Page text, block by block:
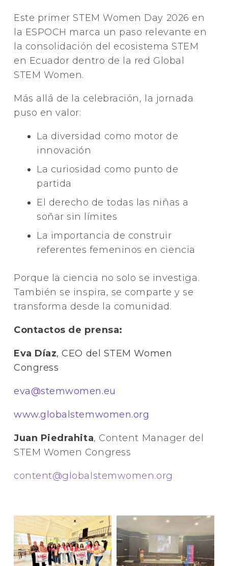
Este primer STEM Women Day 2026 en
la ESPOCH marca un paso relevante en
la consolidación del ecosistema STEM
en Ecuador dentro de la red Global
STEM Women.
Más allá de la celebración, la jornada
puso en valor:
La diversidad como motor de
innovación
La curiosidad como punto de
partida
El derecho de todas las niñas a
soñar sin límites
La importancia de construir
referentes femeninos en ciencia
Porque la ciencia no solo se investiga.
También se inspira, se comparte y se
transforma desde la comunidad.
Contactos de prensa:
Eva Díaz, CEO del STEM Women
Congress
eva@stemwomen.eu
www.globalstemwomen.org
Juan Piedrahita, Content Manager del
STEM Women Congress
content@globalstemwomen.org